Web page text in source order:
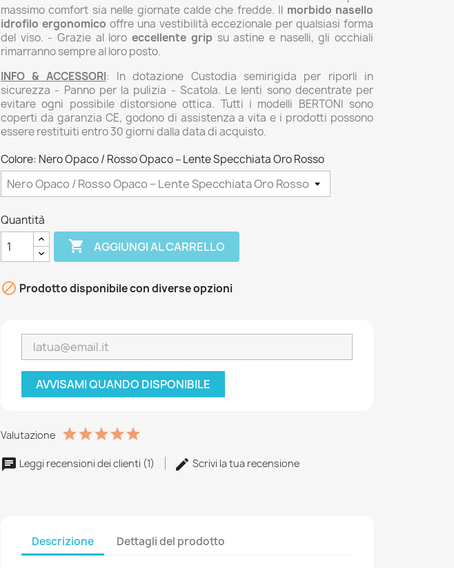
massimo comfort sia nelle giornate calde che fredde. Il morbido nasello
idrofilo ergonomico offre una vestibilità eccezionale per qualsiasi forma
del viso. - Grazie al loroeccellente grip su astine e naselli, gli occhiali
rimarranno sempre al loro posto.
INFO & ACCESSORI: In dotazione Custodia semirigida per riporli in
sicurezza - Panno per la pulizia - Scatola. Le lenti sono decentrate per
evitare ogni possibile distorsione ottica. Tutti i modelli BERTONI sono
coperti da garanzia CE, godono di assistenza a vita e i prodotti possono
essere restituiti entro 30 giorni dalla data di acquisto.
Colore: Nero Opaco / Rosso Opaco – Lente Specchiata Oro Rosso
Quantità
 AGGIUNGI AL CARRELLO
 Prodotto disponibile con diverse opzioni
AVVISAMI QUANDO DISPONIBILE
Valutazione
Leggi recensioni dei clienti (1) Scrivi la tua recensione
Descrizione Dettagli del prodotto